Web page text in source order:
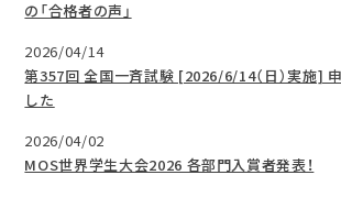
の「合格者の声」
2026/04/14
第357回 全国一斉試験 [2026/6/14（日）実施]
した
2026/04/02
MOS世界学生大会2026 各部門入賞者発表！